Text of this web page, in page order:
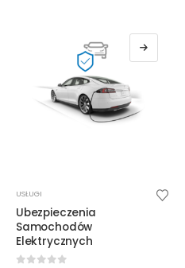
USŁUGI
Ubezpieczenia
Samochodów
Elektrycznych